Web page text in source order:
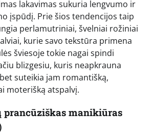
lakavimas sukuria lengvumo ir
įspūdį. Prie šios tendencijos taip
perlamutriniai, švelniai rožiniai
kurie savo tekstūra primena
šviesoje tokie nagai spindi
blizgesiu, kuris neapkrauna
suteikia jam romantišką,
moterišką atspalvį.
manikiūras